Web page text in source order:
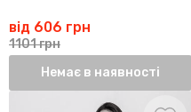
від 606 грн
1101 грн
Немає в наявності